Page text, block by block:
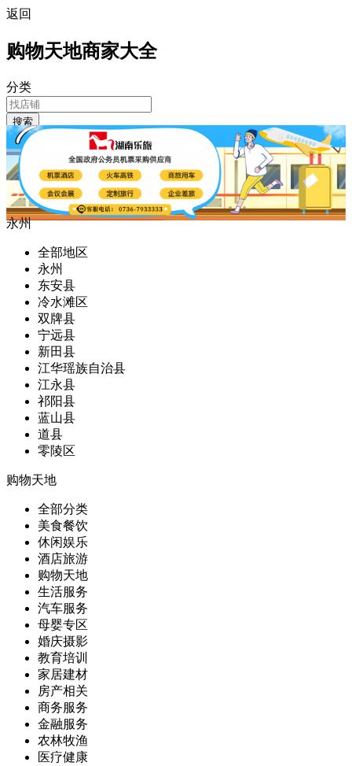
返回
购物天地商家大全
分类
搜索
永州
全部地区
永州
东安县
冷水滩区
双牌县
宁远县
新田县
江华瑶族自治县
江永县
祁阳县
蓝山县
道县
零陵区
购物天地
全部分类
美食餐饮
休闲娱乐
酒店旅游
购物天地
生活服务
汽车服务
母婴专区
婚庆摄影
教育培训
家居建材
房产相关
商务服务
金融服务
农林牧渔
医疗健康